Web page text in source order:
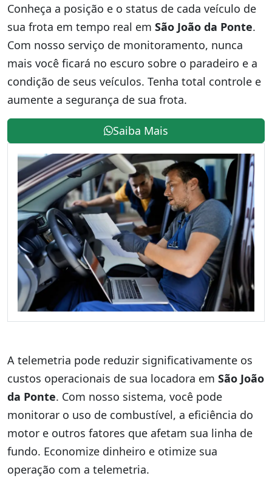
Conheça a posição e o status de cada veículo de
sua frota em tempo real em São João da Ponte.
Com nosso serviço de monitoramento, nunca
mais você ficará no escuro sobre o paradeiro e a
condição de seus veículos. Tenha total controle e
aumente a segurança de sua frota.
Saiba Mais
A telemetria pode reduzir significativamente os
custos operacionais de sua locadora em São João
da Ponte. Com nosso sistema, você pode
monitorar o uso de combustível, a eficiência do
motor e outros fatores que afetam sua linha de
fundo. Economize dinheiro e otimize sua
operação com a telemetria.